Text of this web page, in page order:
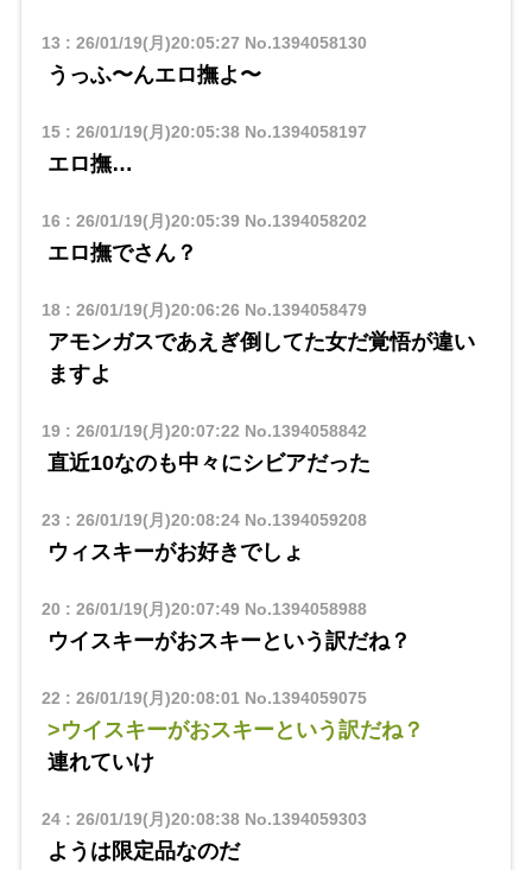
13 : 26/01/19(月)20:05:27 No.1394058130
うっふ〜んエロ撫よ〜
15: 26/01/19(月)20:05:38No.1394058197
エロ撫…
16 : 26/01/19(月)20:05:39No.1394058202
エロ撫でさん？
18: 26/01/19(月)20:06:26 No.1394058479
アモンガスであえぎ倒してた女だ覚悟が違い
ますよ
19: 26/01/19(月)20:07:22 No.1394058842
直近10なのも中々にシビアだった
23 : 26/01/19(月)20:08:24No.1394059208
ウィスキーがお好きでしょ
20 : 26/01/19(月)20:07:49No.1394058988
ウイスキーがおスキーという訳だね？
22 : 26/01/19(月)20:08:01No.1394059075
>ウイスキーがおスキーという訳だね？
連れていけ
24: 26/01/19(月)20:08:38No.1394059303
ようは限定品なのだ